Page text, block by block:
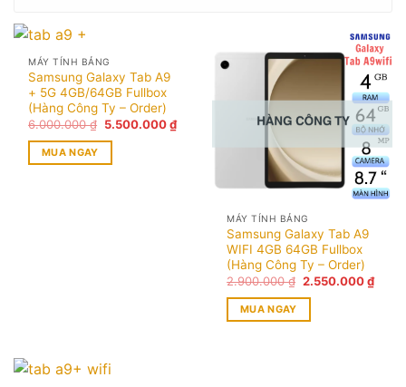
MÁY TÍNH BẢNG
Samsung Galaxy Tab A9
+ 5G 4GB/64GB Fullbox
(Hàng Công Ty – Order)
6.000.000₫ Giá
là:
5.500.000₫Giá
hiện
MUA NGAY
MÁY TÍNH BẢNG
Samsung Galaxy Tab A9
WIFI 4GB 64GB Fullbox
(Hàng Công Ty – Order)
2.900.000₫ Giá
là:
2.550.000₫Giá
hiện
MUA NGAY